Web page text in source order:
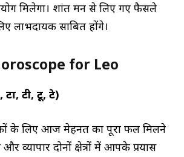
मिलेगा। शांत मन से लिए गए फैसले
लाभदायक साबित होंगे।
for Leo
टी, टू, टे)
के लिए आज मेहनत का पूरा फल मिलने
व्यापार दोनों क्षेत्रों में आपके प्रयास